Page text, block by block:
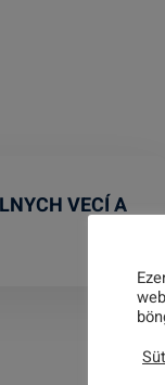
VECÍ A